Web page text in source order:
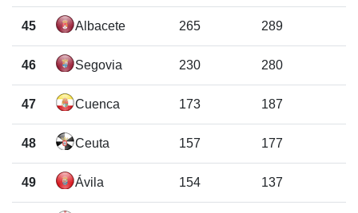
45 Albacete 265 289
46 Segovia 230 280
47 Cuenca 173 187
48 Ceuta 157 177
49 Ávila 154 137